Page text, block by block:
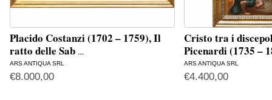
Placido Costanzi (1702 – 1759), Il
ratto delle Sab …
ARS ANTIQUA SRL
€8.000,00
Cristo tra i
Picenardi (1735 –
ARS ANTIQUA SRL
€4.400,00